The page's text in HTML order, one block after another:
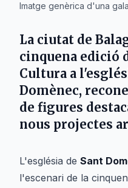
Imatge genèrica d'una
La ciutat de
cinquena edició
Cultura a
Domènec,
de figures
nous projectes
L'església de Sant
l'escenari de la